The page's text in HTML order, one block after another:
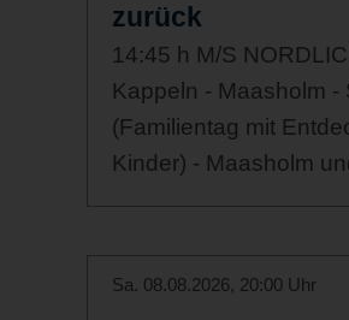
zurück
14:45 h M/S
Kappeln - Maasholm -
(Familientag mit
Kinder) - Maasholm
Sa. 08.08.2026, 20:00 Uhr